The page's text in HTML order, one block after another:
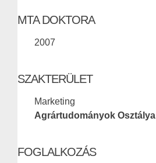
MTA DOKTORA
2007
SZAKTERÜLET
Marketing
Agrártudományok Osztálya
FOGLALKOZÁS